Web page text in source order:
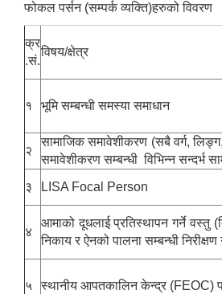
फोकल पर्सन (सम्पर्क व्यक्ति)हरुको विवरण
क्र
.सं.
विषय/क्षेत्र
१ भूमि सम्बन्धी समस्या समाधान
२
सामाजिक समावेशीकरण (सबै वर्ग,
समावेशीकरण सम्बन्धी विभिन्न सन्दर्भ
३
LISA Focal Person
४
आमाको दूधलाई प्रतिस्थापन गर्ने वस्तु
निकाय र ऐनको पालना सम्बन्धी निरीक्षण
५ स्थानीय आपतकालिन केन्द्र (FEOC)